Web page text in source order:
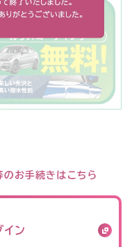
のお手続きはこちら
イン